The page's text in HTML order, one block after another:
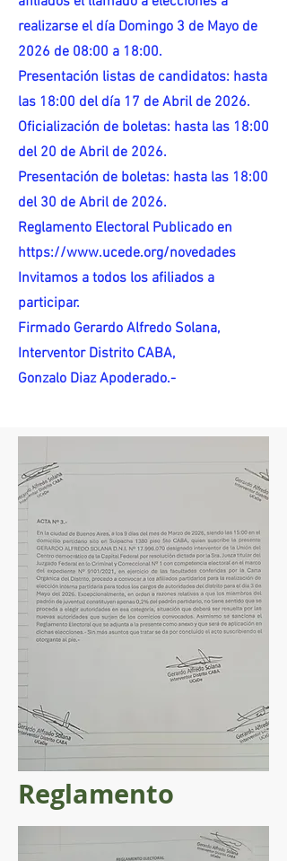
realizarse el día Domingo 3 de Mayo de
2026 de 08:00 a 18:00.
Presentación listas de candidatos: hasta
las 18:00 del día 17 de Abril de 2026.
Oficialización de boletas: hasta las 18:00
del 20 de Abril de 2026.
Presentación de boletas: hasta las 18:00
del 30 de Abril de 2026.
Reglamento Electoral Publicado en
https://www.ucede.org/novedades
Invitamos a todos los afiliados a
participar.
Firmado Gerardo Alfredo Solana,
Interventor Distrito CABA,
Gonzalo Diaz Apoderado.-
Reglamento